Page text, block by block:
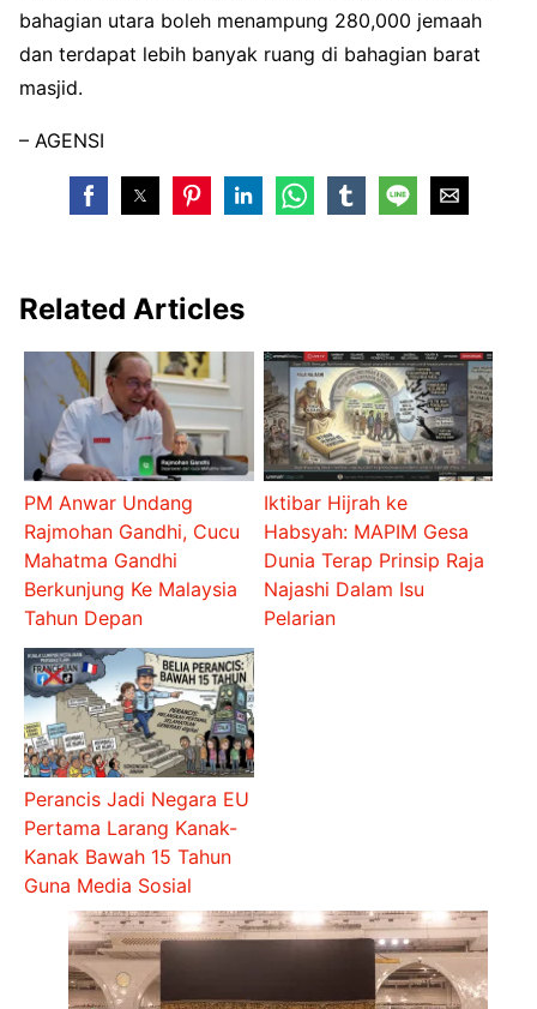
bahagian utara boleh menampung 280,000 jemaah
dan terdapat lebih banyak ruang di bahagian barat
masjid.
– AGENSI
Related Articles
PM Anwar Undang
Rajmohan Gandhi, Cucu
Mahatma Gandhi
Berkunjung Ke Malaysia
Tahun Depan
Iktibar Hijrah ke
Habsyah: MAPIM Gesa
Dunia Terap Prinsip Raja
Najashi Dalam Isu
Pelarian
Perancis Jadi Negara EU
Pertama Larang Kanak-
Kanak Bawah 15 Tahun
Guna Media Sosial